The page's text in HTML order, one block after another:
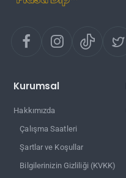
Kurumsal
Hakkımızda
Çalışma Saatleri
Şartlar ve Koşullar
Bilgilerinizin Gizliliği (KVKK)